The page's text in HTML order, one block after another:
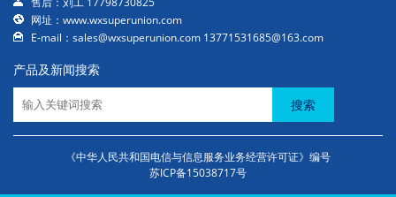
网址：www.wxsuperunion.com
E-mail：sales@wxsuperunion.com 13771531685@163.com
产品及新闻搜索
搜索
《中华人民共和国电信与信息服务业务经营许可证》编号
苏ICP备15038717号